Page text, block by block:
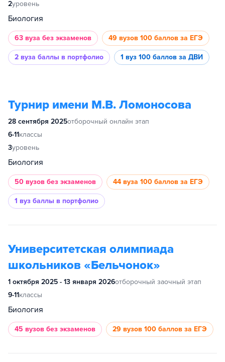
2уровень
Биология
63 вуза без экзаменов 49 вузов 100 баллов за ЕГЭ
2 вуза баллы в портфолио 1 вуз 100 баллов за ДВИ
Турнир имени М.В. Ломоносова
28 сентября 2025отборочный онлайн этап
6-11классы
3уровень
Биология
50 вузов без экзаменов 44 вуза 100 баллов за ЕГЭ
1 вуз баллы в портфолио
Университетская олимпиада
школьников «Бельчонок»
1 октября 2025 - 13 января 2026отборочный заочный этап
9-11классы
Биология
45 вузов без экзаменов 29 вузов 100 баллов за ЕГЭ